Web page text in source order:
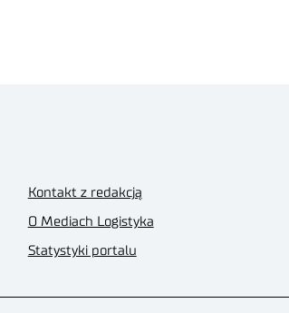
Kontakt z redakcją
O Mediach Logistyka
Statystyki portalu